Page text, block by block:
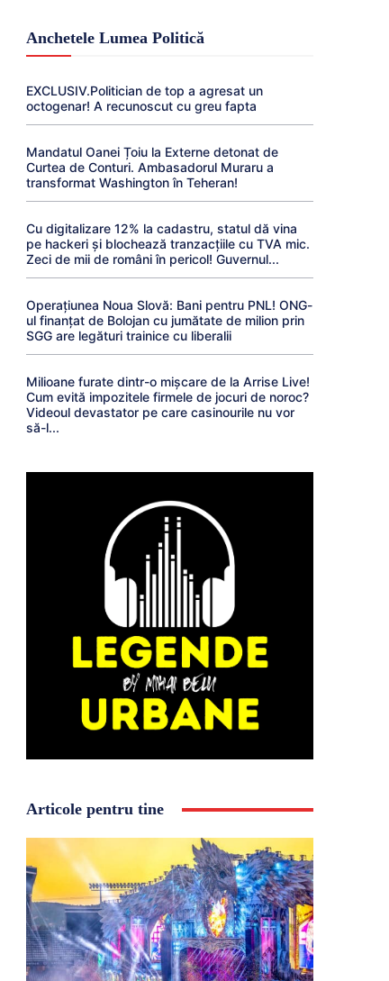
Anchetele Lumea Politică
EXCLUSIV.Politician de top a agresat un
octogenar! A recunoscut cu greu fapta
Mandatul Oanei Țoiu la Externe detonat de
Curtea de Conturi. Ambasadorul Muraru a
transformat Washington în Teheran!
Cu digitalizare 12% la cadastru, statul dă vina
pe hackeri și blochează tranzacțiile cu TVA mic.
Zeci de mii de români în pericol! Guvernul...
Operațiunea Noua Slovă: Bani pentru PNL! ONG-
ul finanțat de Bolojan cu jumătate de milion prin
SGG are legături trainice cu liberalii
Milioane furate dintr-o mișcare de la Arrise Live!
Cum evită impozitele firmele de jocuri de noroc?
Videoul devastator pe care casinourile nu vor
să-l...
Articole pentru tine